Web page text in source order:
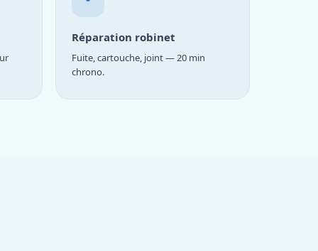
Réparation robinet
Fuite, cartouche, joint — 20 min
chrono.